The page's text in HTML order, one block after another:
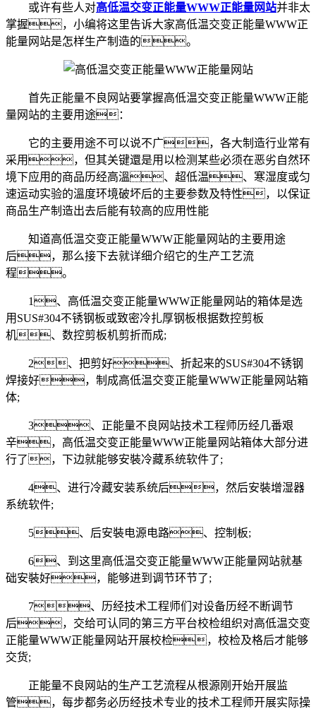
或许有些人对高低温交变正能量WWW正能量网站并非太
掌握，小编将这里告诉大家高低温交变正能量WWW正
能量网站是怎样生产制造的。
首先正能量不良网站要掌握高低温交变正能量WWW正能
量网站的主要用途：
它的主要用途不可以说不广，各大制造行业常有
采用，但其关键還是用以检测某些必须在恶劣自然环
境下应用的商品历经高溫、超低温、寒湿度或匀
速运动实验的溫度环境破坏后的主要参数及特性，以保证
商品生产制造出去后能有较高的应用性能
知道高低温交变正能量WWW正能量网站的主要用途
后，那么接下去就详细介绍它的生产工艺流
程。
1、高低温交变正能量WWW正能量网站的箱体是选
用SUS#304不锈钢板或致密冷扎厚钢板根据数控剪板
机、数控剪板机剪折而成;
2、把剪好、折起来的SUS#304不锈钢
焊接好，制成高低温交变正能量WWW正能量网站箱
体;
3、正能量不良网站技术工程师历经几番艰
辛，高低温交变正能量WWW正能量网站箱体大部分进
行了，下边就能够安裝冷藏系统软件了;
4、进行冷藏安装系统后，然后安裝增湿器
系统软件;
5、后安裝电源电路、控制板;
6、到这里高低温交变正能量WWW正能量网站就基
础安裝好，能够进到调节环节了;
7、历经技术工程师们对设备历经不断调节
后，交给可认同的第三方平台校检组织对高低温交变
正能量WWW正能量网站开展校检，校检及格后才能够
交货;
正能量不良网站的生产工艺流程从根源刚开始开展监
管，每步都务必历经技术专业的技术工程师开展实际操